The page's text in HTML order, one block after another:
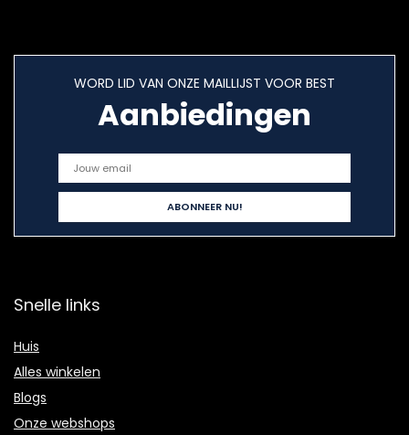
WORD LID VAN ONZE MAILLIJST VOOR BEST
Aanbiedingen
Snelle links
Huis
Alles winkelen
Blogs
Onze webshops